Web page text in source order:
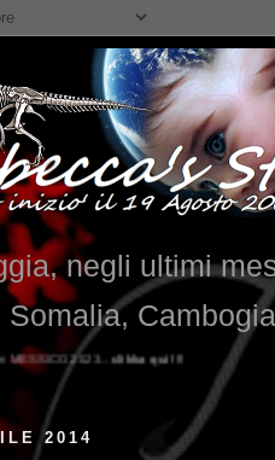
negli ultimi
Somalia,
2014